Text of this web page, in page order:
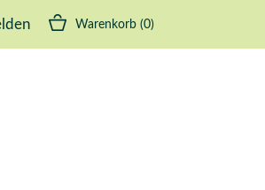
Warenkorb (0)